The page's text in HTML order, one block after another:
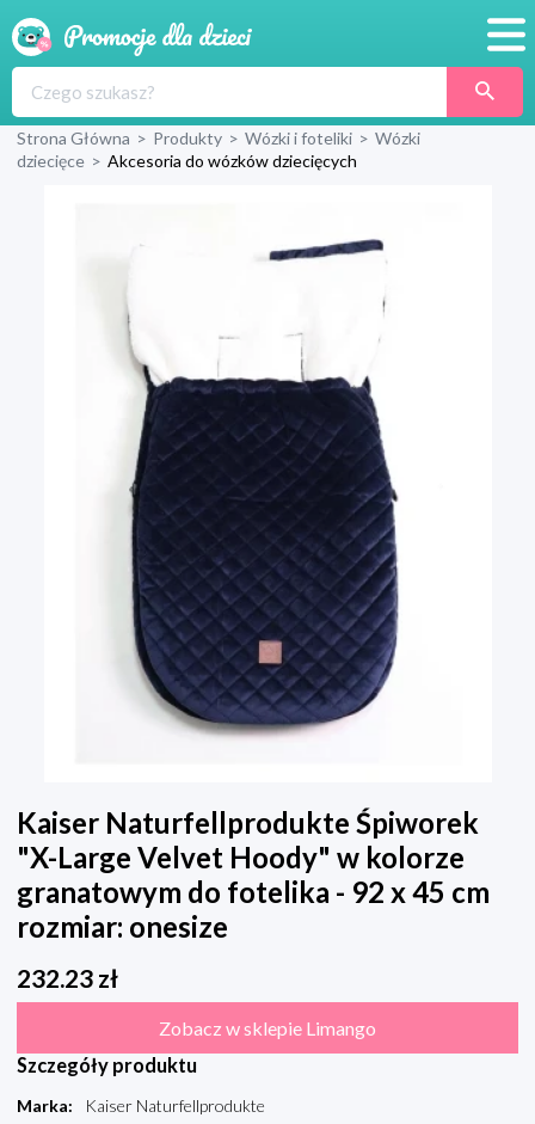
Produkty
Blog
Strona Główna > Produkty > Wózki i foteliki > Wózki
dziecięce > Akcesoria do wózków dziecięcych
Kaiser Naturfellprodukte Śpiworek
"X-Large Velvet Hoody" w kolorze
granatowym do fotelika - 92 x 45 cm
rozmiar: onesize
232.23 zł
Zobacz w sklepie Limango
Szczegóły produktu
Marka:
Kaiser Naturfellprodukte